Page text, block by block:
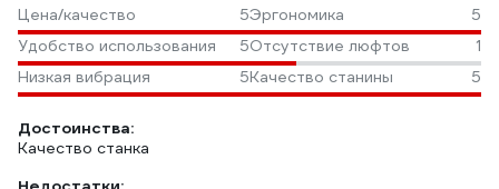
Цена/качество 5Эргономика
5
Удобство использования
5Отсутствие люфтов
1
Низкая вибрация
5Качество станины 5
Достоинства:
Качество станка